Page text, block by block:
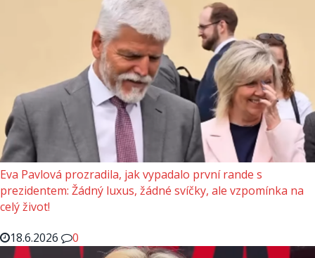
Eva Pavlová prozradila, jak vypadalo první rande s
prezidentem: Žádný luxus, žádné svíčky, ale vzpomínka na
celý život!
18.6.2026
0